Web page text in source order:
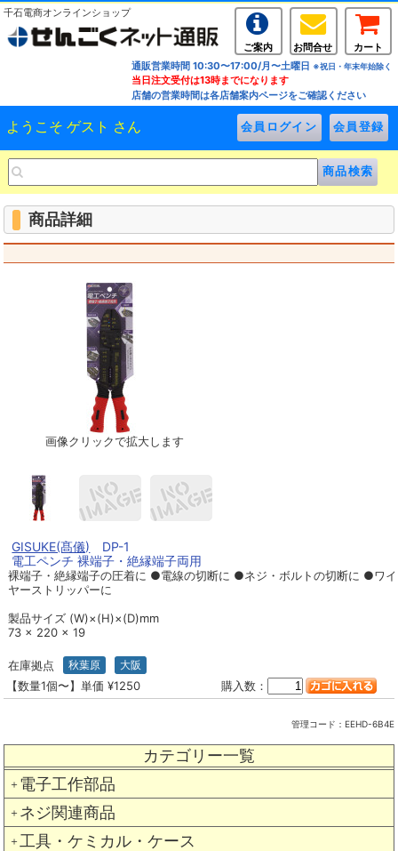
千石電商オンラインショップ
ご案内 お問合せ
カート
通販営業時間 10:30〜17:00/月〜土曜日 ※祝日・年末年始除く
当日注文受付は13時までになります
店舗の営業時間は各店舗案内ページをご確認ください
ようこそ ゲスト さん
カテゴリー一覧
＋ 電子工作部品
＋ ネジ関連商品
＋ 工具・ケミカル・ケース
商品詳細
画像クリックで拡大します
GISUKE(髙儀) DP-1
電工ペンチ 裸端子・絶縁端子両用
裸端子・絶縁端子の圧着に ●電線の切断に ●ネジ・ボルトの切断に ●ワイ
ヤーストリッパーに
製品サイズ (W)×(H)×(D)mm
73 × 220 × 19
在庫拠点 秋葉原 大阪
【数量1個〜】単価 ¥1250 購入数：
管理コード： EEHD-6B4E